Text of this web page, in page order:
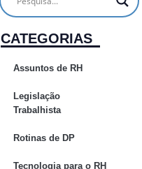
CATEGORIAS
Assuntos de RH
Legislação
Trabalhista
Rotinas de DP
Tecnologia para o RH